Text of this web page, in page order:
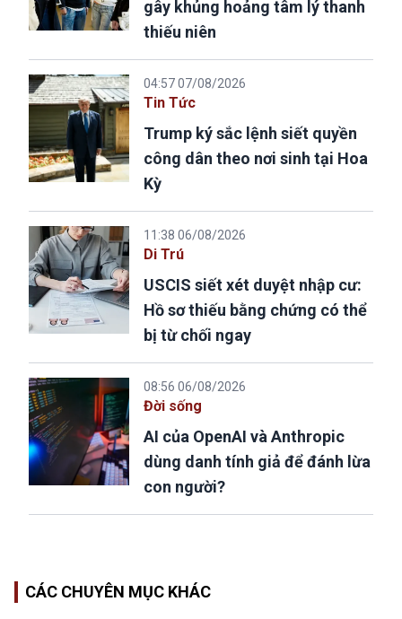
gây khủng hoảng tâm lý thanh
thiếu niên
04:57 07/08/2026
Tin Tức
Trump ký sắc lệnh siết quyền
công dân theo nơi sinh tại Hoa
Kỳ
11:38 06/08/2026
Di Trú
USCIS siết xét duyệt nhập cư:
Hồ sơ thiếu bằng chứng có thể
bị từ chối ngay
08:56 06/08/2026
Đời sống
AI của OpenAI và Anthropic
dùng danh tính giả để đánh lừa
con người?
CÁC CHUYÊN MỤC KHÁC